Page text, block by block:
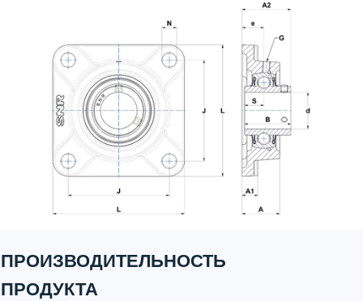
ПРОИЗВОДИТЕЛЬНОСТЬ
ПРОДУКТА